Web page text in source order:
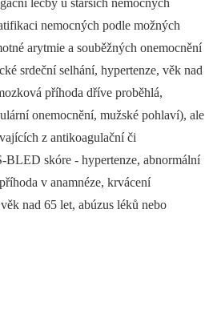
nemocných podle možných
arytmie a souběžných onemocnění
srdeční selhání, hypertenze, věk nad
příhoda dříve proběhlá,
onemocnění, mužské pohlaví), ale
z antikoagulační či
BLED skóre -⁠ hypertenze, abnormální
v anamnéze, krvácení
nad 65 let, abúzus léků nebo